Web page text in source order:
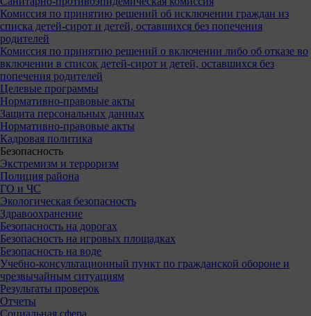
Комиссия по принятию решений об исключении граждан из
списка детей-сирот и детей, оставшихся без попечения
родителей
Комиссия по принятию решений о включении либо об отказе во
включении в список детей-сирот и детей, оставшихся без
попечения родителей
Целевые программы
Нормативно-правовые акты
Защита персональных данных
Нормативно-правовые акты
Кадровая политика
Безопасность
Экстремизм и терроризм
Полиция района
ГО и ЧС
Экологическая безопасность
Здравоохранение
Безопасность на дорогах
Безопасность на игровых площадках
Безопасность на воде
Учебно-консультационный пункт по гражданской обороне и
чрезвычайным ситуациям
Результаты проверок
Отчеты
Социальная сфера